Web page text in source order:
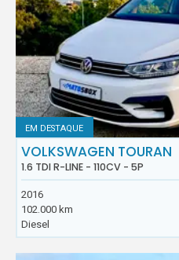
EM DESTAQUE
VOLKSWAGEN TOURAN
1.6 TDI R-LINE - 110CV - 5P
2016
102.000 km
Diesel